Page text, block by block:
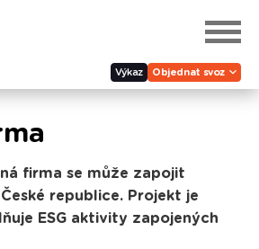
Výkaz Objednat svoz
firma se může zapojit
republice. Projekt je
ESG aktivity zapojených